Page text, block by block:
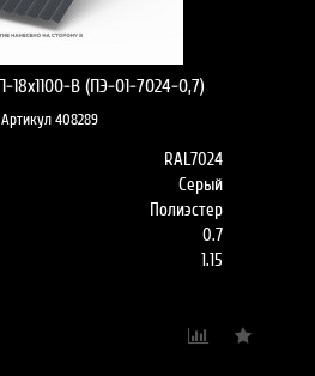
B (ПЭ-01-7024-0,7)
Артикул 408289
RAL7024
Серый
Полиэстер
0.7
1.15